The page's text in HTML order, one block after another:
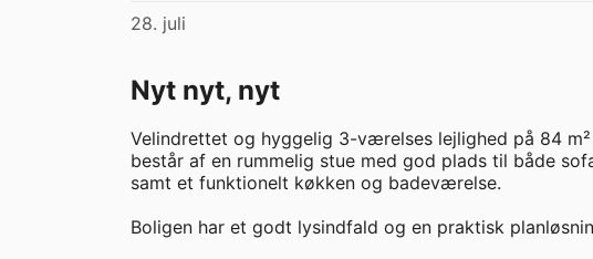
28. juli
Nyt nyt, nyt
Velindrettet og hyggelig 3-værelses lejlighed på 84
består af en rummelig stue med god plads til både
samt et funktionelt køkken og badeværelse.
Boligen har et godt lysindfald og en praktisk